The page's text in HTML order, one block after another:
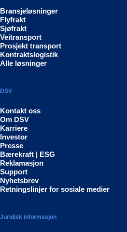
Bransjeløsninger
Flyfrakt
Sjøfrakt
Veitransport
Prosjekt transport
Kontraktslogistik
Alle løsninger
DSV
Kontakt oss
Om DSV
Karriere
Investor
Presse
Bærekraft | ESG
Reklamasjon
Support
Nyhetsbrev
Retningslinjer for sosiale medier
Juridisk informasjon